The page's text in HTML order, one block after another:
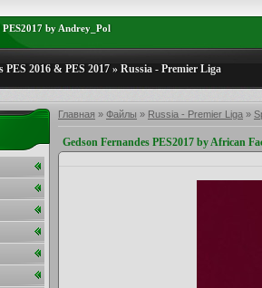
PES2017 by Andrey_Pol
PES 2016 & PES 2017 » Russia - Premier Liga
Главная » Файлы » Russia - Premier Liga »
Gedson Fernandes PES2017 by African